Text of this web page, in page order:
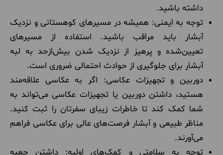
داشته باشید.
توجه به ایمنی: همیشه در مسیرهای کوهستانی و نزدیک
آبشار باید مراقب باشید. استفاده از مسیرهای
تعیین‌شده و پرهیز از نزدیک شدن بیش‌ازحد به لبه
آبشار برای جلوگیری از حوادث احتمالی ضروری است.
دوربین و تجهیزات عکاسی: اگر به عکاسی علاقه‌مند
هستید، داشتن دوربین یا تجهیزات عکاسی می‌تواند به
شما کمک کند تا خاطرات زیبای سفرتان را ثبت کنید.
مناظر طبیعی و آبشار فرصت‌های عالی برای عکاسی فراهم
می‌آورند.
توجه به سلامتی و کمک‌های اولیه: داشتن جعبه